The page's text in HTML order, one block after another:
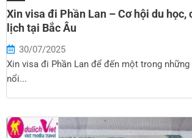
Xin visa đi Phần Lan – Cơ hội du học,
lịch tại Bắc Âu
Xin visa đi Phần Lan để đến một trong
nổi...
30/07/2025